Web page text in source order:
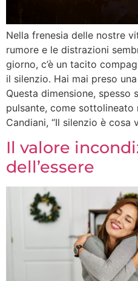
Nella frenesia delle nostre
rumore e le distrazioni
giorno, c’è un tacito
il silenzio. Hai mai preso
Questa dimensione,
pulsante, come
Candiani, “Il silenzio è cosa
Il valore
dell’essere